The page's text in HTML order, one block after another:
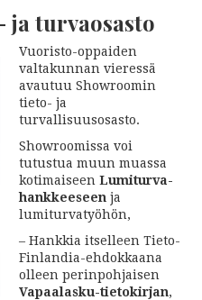
turvaosasto
Vuoristo-oppaiden
valtakunnan vieressä
avautuu Showroomin
tieto- ja
turvallisuusosasto.
Showroomissa voi
tutustua muun muassa
kotimaiseen Lumiturva-
hankkeeseen ja
lumiturvatyöhön,
– Hankkia itselleen Tieto-
Finlandia-ehdokkaana
olleen perinpohjaisen
Vapaalasku-tietokirjan,